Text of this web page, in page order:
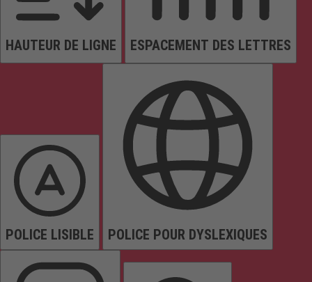
HAUTEUR DE LIGNE ESPACEMENT DES LETTRES
POLICE LISIBLE POLICE POUR DYSLEXIQUES